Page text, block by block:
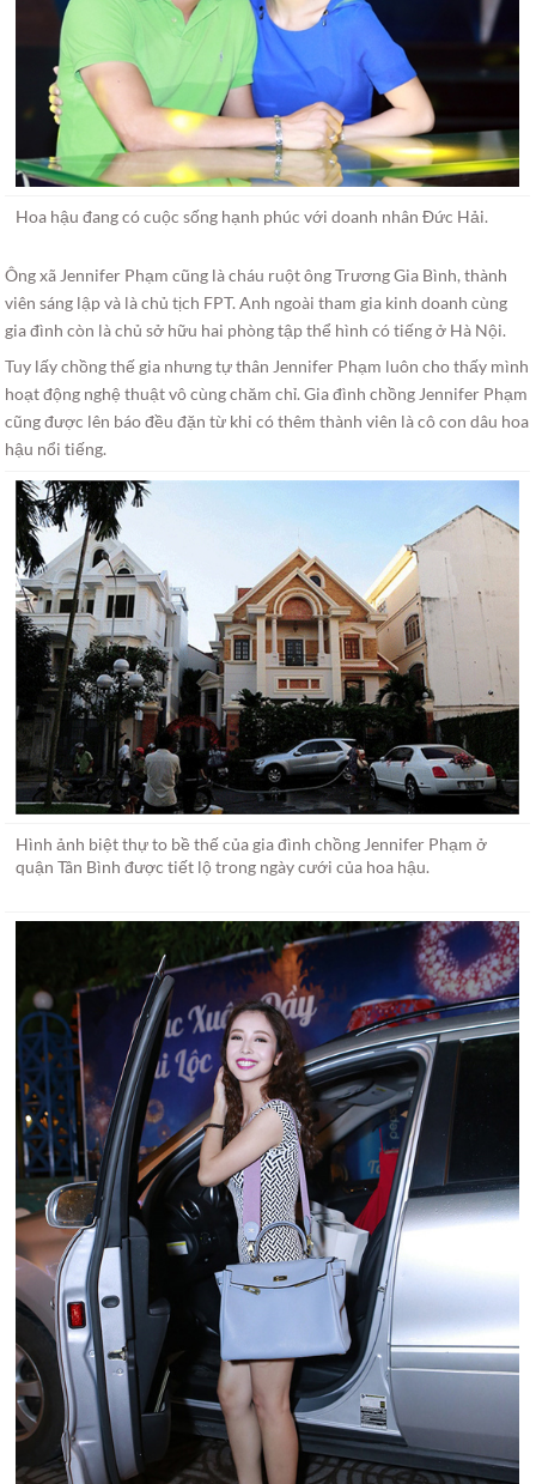
Hoa hậu đang có cuộc sống hạnh phúc với doanh nhân Đức Hải.
Ông xã Jennifer Phạm cũng là cháu ruột ông Trương Gia Bình, thành
viên sáng lập và là chủ tịch FPT. Anh ngoài tham gia kinh doanh cùng
gia đình còn là chủ sở hữu hai phòng tập thể hình có tiếng ở Hà Nội.
Tuy lấy chồng thế gia nhưng tự thân Jennifer Phạm luôn cho thấy mình
hoạt động nghệ thuật vô cùng chăm chỉ. Gia đình chồng Jennifer Phạm
cũng được lên báo đều đặn từ khi có thêm thành viên là cô con dâu hoa
hậu nổi tiếng.
Hình ảnh biệt thự to bề thế của gia đình chồng Jennifer Phạm ở
quận Tân Bình được tiết lộ trong ngày cưới của hoa hậu.